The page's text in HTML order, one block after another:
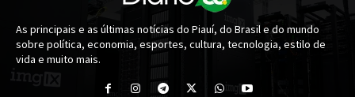
As principais e as últimas notícias do Piauí, do Brasil e do mundo
sobre política, economia, esportes, cultura, tecnologia, estilo de
vida e muito mais.